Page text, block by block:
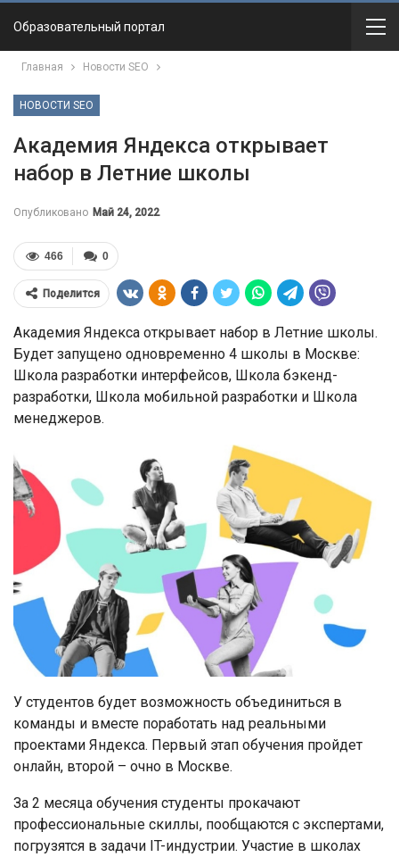
Образовательный портал
Главная Новости SEO
НОВОСТИ SEO
Академия Яндекса открывает
набор в Летние школы
Опубликовано Май 24, 2022
0
466
Поделится
Академия Яндекса открывает набор в Летние школы.
Будет запущено одновременно 4 школы в Москве:
Школа разработки интерфейсов, Школа бэкенд-
разработки, Школа мобильной разработки и Школа
менеджеров.
У студентов будет возможность объединиться в
команды и вместе поработать над реальными
проектами Яндекса. Первый этап обучения пройдет
онлайн, второй – очно в Москве.
За 2 месяца обучения студенты прокачают
профессиональные скиллы, пообщаются с экспертами,
погрузятся в задачи IT-индустрии. Участие в школах